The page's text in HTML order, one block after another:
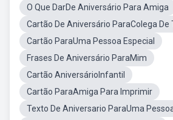
O Que DarDe Aniversário Para Amiga
Cartão De Aniversário ParaColega De
Cartão ParaUma Pessoa Especial
Frases De Aniversário ParaMim
Cartão AniversárioInfantil
Cartão ParaAmiga Para Imprimir
Texto De Aniversario ParaUma